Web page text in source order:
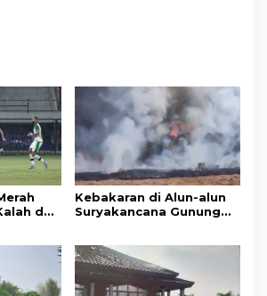
dari
Kebakaran di Alun-alun
Suryakancana Gunung
Masih Bersiaga